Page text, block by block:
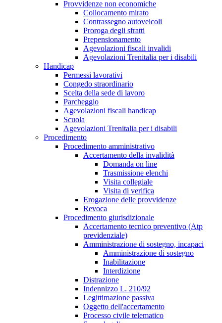
Provvidenze non economiche
Collocamento mirato
Contrassegno autoveicoli
Proroga degli sfratti
Prepensionamento
Agevolazioni fiscali invalidi
Agevolazioni Trenitalia per i disabili
Handicap
Permessi lavorativi
Congedo straordinario
Scelta della sede di lavoro
Parcheggio
Agevolazioni fiscali handicap
Scuola
Agevolazioni Trenitalia per i disabili
Procedimento
Procedimento amministrativo
Accertamento della invalidità
Domanda on line
Trasmissione elenchi
Visita collegiale
Visita di verifica
Erogazione delle provvidenze
Revoca
Procedimento giurisdizionale
Accertamento tecnico preventivo (Atp
previdenziale)
Amministrazione di sostegno, incapaci
Amministrazione di sostegno
Inabilitazione
Interdizione
Distrazione
Indennizzo L. 210/92
Legittimazione passiva
Oggetto dell'accertamento
Processo civile telematico